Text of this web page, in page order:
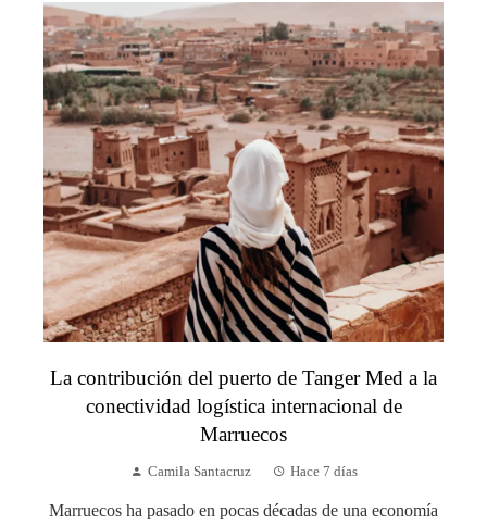
La contribución del puerto de Tanger Med a la
conectividad logística internacional de
Marruecos
Camila Santacruz Hace 7 días
Marruecos ha pasado en pocas décadas de una economía